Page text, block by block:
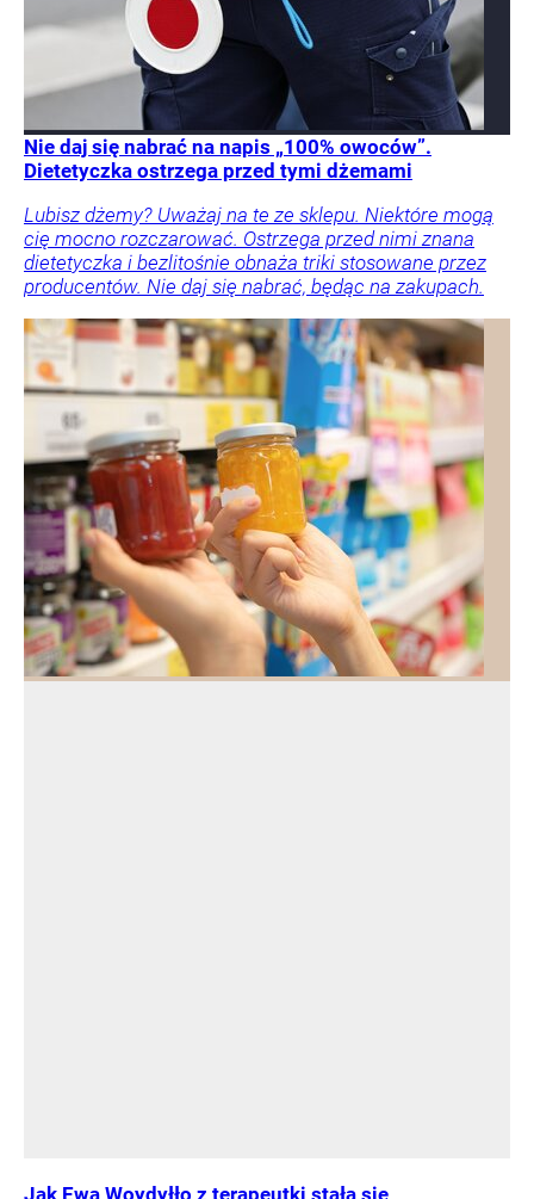
Nie daj się nabrać na napis „100% owoców”.
Dietetyczka ostrzega przed tymi dżemami
Lubisz dżemy? Uważaj na te ze sklepu. Niektóre mogą
cię mocno rozczarować. Ostrzega przed nimi znana
dietetyczka i bezlitośnie obnaża triki stosowane przez
producentów. Nie daj się nabrać, będąc na zakupach.